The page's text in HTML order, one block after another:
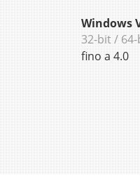
Windows
32-bit /
fino a 4.0